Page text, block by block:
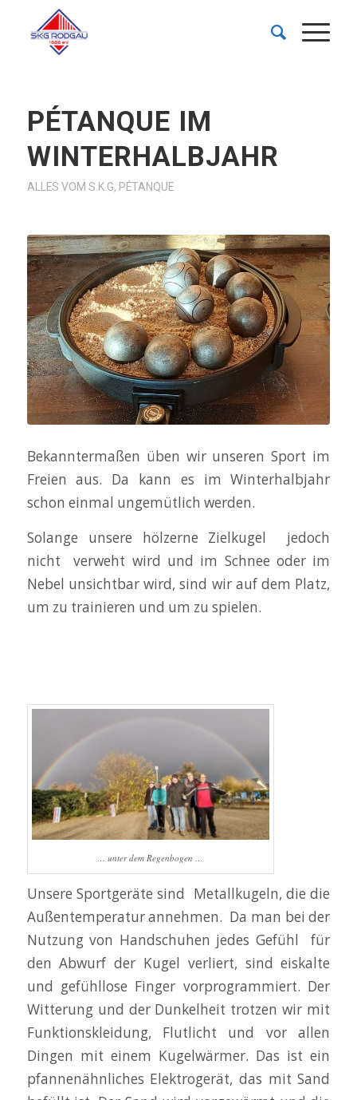
PÉTANQUE IM
WINTERHALBJAHR
ALLES VOM S.K.G, PÉTANQUE
Bekanntermaßen üben wir unseren Sport im
Freien aus. Da kann es im Winterhalbjahr
schon einmal ungemütlich werden.
Solange unsere hölzerne Zielkugel jedoch
nicht verweht wird und im Schnee oder im
Nebel unsichtbar wird, sind wir auf dem Platz,
um zu trainieren und um zu spielen.
… unter dem Regenbogen …
Unsere Sportgeräte sind Metallkugeln, die die
Außentemperatur annehmen. Da man bei der
Nutzung von Handschuhen jedes Gefühl für
den Abwurf der Kugel verliert, sind eiskalte
und gefühllose Finger vorprogrammiert. Der
Witterung und der Dunkelheit trotzen wir mit
Funktionskleidung, Flutlicht und vor allen
Dingen mit einem Kugelwärmer. Das ist ein
pfannenähnliches Elektrogerät, das mit Sand